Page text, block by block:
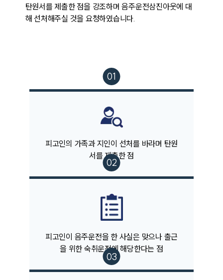
팀소개
대륜의 강점
오시는 길
글로벌 파트너 로펌
고객의 소리
통합검색
AI대륜
업무사례
주요 업무사례
사례분석/최신동향
법률정보
법률지식인
탄원서를 제출한 점을 강조하며 음주운전삼진아웃에 대
해 선처해주실 것을 요청하였습니다.
피고인의 가족과 지인이 선처를 바라며 탄원
서를 제출한 점
피고인이 음주운전을 한 사실은 맞으나 출근
을 위한 숙취운전에 해당한다는 점